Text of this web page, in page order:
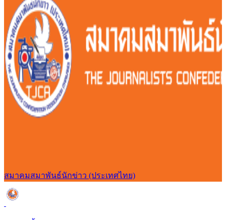
สมาคมสมาพันธ์นักข่าว (ประเทศไทย)